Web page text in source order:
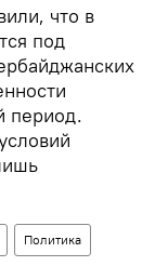
что в
под
период.
Политика